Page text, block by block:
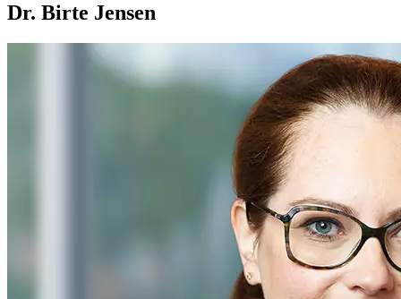
Dr. Birte Jensen